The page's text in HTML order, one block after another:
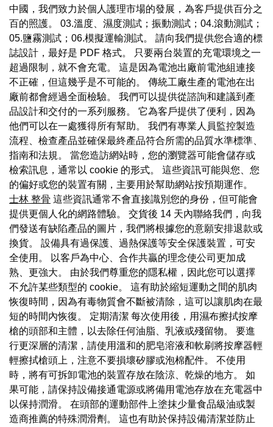
中國，我們致力於個人護理市場的發展，為客戶提供百分之
百的照護。 03.溫度、濕度測試；振動測試；04.滾動測試；
05.鹽霧測試；06.模擬運輸測試。 請向我們提供您合適的標
誌設計，最好是 PDF 格式。 只要兩台裝置的充電環境之一
超過限制，就不會充電。 這是因為電池出廠前電池組連接
不正確，但這幾乎是不可能的。 傳統工廠生產的電池在出
廠前都會經過全面檢驗。 我們可以提供從諮詢和建議到產
品設計和交付的一系列服務。 它為客戶提供了便利，因為
他們可以在一處獲得所有幫助。 我們有專業人員監控製造
流程、檢查產品並確保最終產品符合所需的品質水準標準、
指南和法規。 當您造訪網站時，您的瀏覽器可能會儲存或
檢索訊息，通常以 cookie 的形式。 這些資訊可能與您、您
的偏好或您的裝置有關，主要用於幫助網站按預期運作。
士林 整骨 這些資訊通常不會直接識別您的身份，但可能會
提供更個人化的網路體驗。 交貨後 14 天內聯絡我們，向我
們發送有缺陷產品的圖片，我們將根據您的意願安排退款或
換貨。 設備具有過保護、過熱保護等安全保護裝置，可安
全使用。 以客戶為中心、合作共贏的理念使公司更加成
熟、更強大。 由於我們尊重您的隱私權，因此您可以選擇
不允許某些類型的 cookie。 這有助於縮短運動之間的肌肉
恢復時間，因為有毒物質會不斷被清除，這可以讓肌肉在最
短的時間內恢復。 定期清潔 每次使用後，用濕布擦拭按摩
槍的頭部和主體，以去除任何油脂、乳液或殘留物。 要進
行更深層的清潔，請使用溫和的肥皂溶液和軟刷將按摩器輕
輕擦拭槍頭上，注意不要損壞矽膠或泡棉配件。 不使用
時，將有可拆卸電池的裝置存放在陰涼、乾燥的地方。 如
果可能，請保持設備接通電源或將備用電池存放在充電器中
以保持潤滑。 在頭部的運動部件上塗抹少量食品級油或製
造商推薦的特殊潤滑劑。 這也有助於保持設備清潔並防止